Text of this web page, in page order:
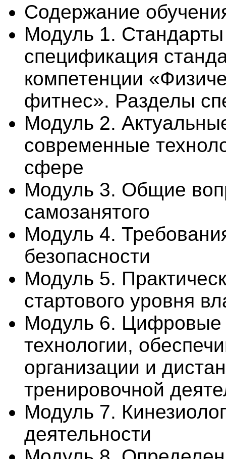
Содержание
Модуль 1.
спецификация
компетенции
фитнес». Разделы
Модуль 2.
современные
сфере
Модуль 3. Общие
самозанятого
Модуль 4.
безопасности
Модуль 5.
стартового уровня
Модуль 6. Цифровые
технологии,
организации и
тренировочной
Модуль 7.
деятельности